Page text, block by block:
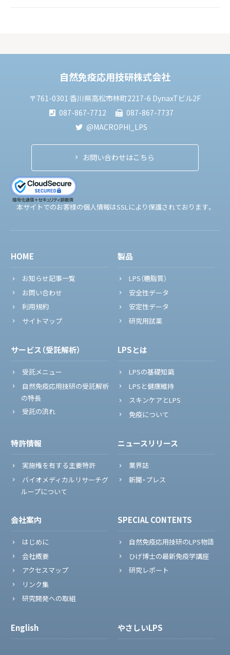
自然免疫応用技研株式会社
〒761-0301 香川県高松市林町2217-6 DynaxTビル2F
087-867-7712
087-867-7737
@MACROPHI_LPS
お問い合わせはこちら
本サイトでのお客様の個人情報はSSLにより保護されております。
HOME
お知らせ記事一覧
お問い合わせ
利用規約
サイトマップ
製品
LPS（糖脂質）
安全性データ
安定性データ
研究用試薬
サービス（受託解析）
受託メニュー
自然免疫応用技研の受託解析
の特長
受託の流れ
LPSとは
LPSの基礎知識
LPSと健康維持
スキンケアとLPS
免疫について
特許情報
実施権を有する主要特許
バイオメディカルリサーチグ
ループについて
ニュースリリース
業界誌
新聞・プレス
会社案内
はじめに
会社概要
アクセスマップ
リンク集
研究開発への取組
SPECIAL CONTENTS
自然免疫応用技研のLPS物語
ひげ博士の最新免疫学講座
研究レポート
English やさしいLPS